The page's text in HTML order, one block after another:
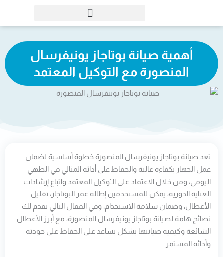
أهمية صيانة بوتاجاز يونيفرسال
المنصورة مع التوكيل المعتمد
تعد صيانة بوتاجاز يونيفرسال المنصورة خطوة أساسية لضمان
عمل الجهاز بكفاءة عالية والحفاظ على أدائه المثالي في الطهي
اليومي، ومن خلال الاعتماد على التوكيل المعتمد واتباع إرشادات
العناية الدورية، يمكن للمستخدمين إطالة عمر البوتاجاز، تقليل
الأعطال، وضمان سلامة الاستخدام، وفي المقال التالي نقدم لك
نصائح هامة لصيانة بوتاجاز يونيفرسال المنصورة، مع أبرز الأعطال
الشائعة وكيفية صيانتها بشكل يساعد على الحفاظ على جودته
وأدائه المستمر.